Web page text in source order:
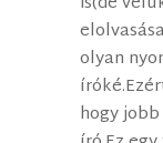
olyan
hogy